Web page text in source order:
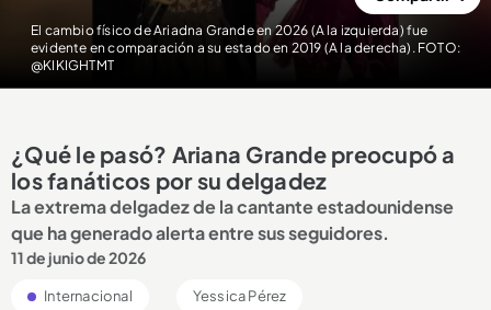
El cambio físico de Ariadna Grande en 2026 (A la izquierda) fue
evidente en comparación a su estado en 2019 (A la derecha). FOTO:
@KIKIGHTMT
¿Qué le pasó? Ariana Grande preocupó a
los fanáticos por su delgadez
La extrema delgadez de la cantante estadounidense
que ha generado alerta entre sus seguidores.
11 de junio de 2026
Internacional Yessica Pérez